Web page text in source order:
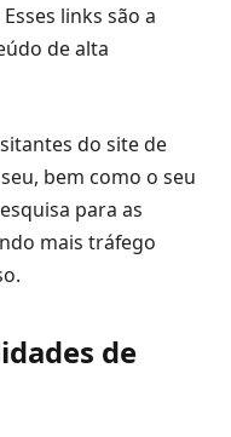
links são a
de alta
do site de
bem como o seu
para as
mais tráfego
de